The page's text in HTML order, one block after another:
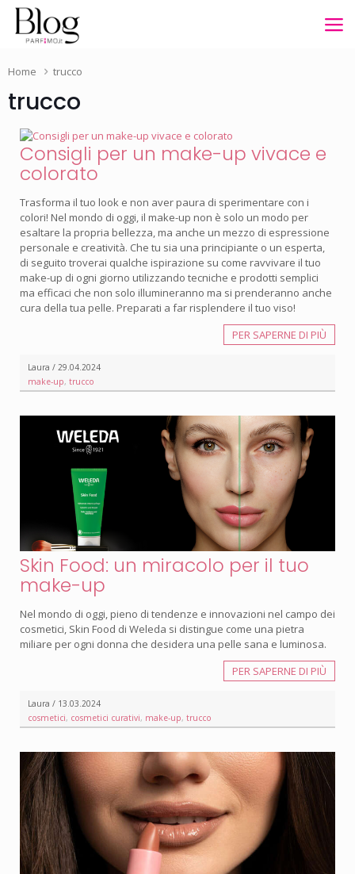
Home trucco
trucco
Consigli per un make-up vivace e
colorato
Trasforma il tuo look e non aver paura di sperimentare con i
colori! Nel mondo di oggi, il make-up non è solo un modo per
esaltare la propria bellezza, ma anche un mezzo di espressione
personale e creatività. Che tu sia una principiante o un esperta,
di seguito troverai qualche ispirazione su come ravvivare il tuo
make-up di ogni giorno utilizzando tecniche e prodotti semplici
ma efficaci che non solo illumineranno ma si prenderanno anche
cura della tua pelle. Preparati a far risplendere il tuo viso!
PER SAPERNE DI PIÙ
Laura / 29.04.2024
make-up, trucco
Skin Food: un miracolo per il tuo
make-up
Nel mondo di oggi, pieno di tendenze e innovazioni nel campo dei
cosmetici, Skin Food di Weleda si distingue come una pietra
miliare per ogni donna che desidera una pelle sana e luminosa.
PER SAPERNE DI PIÙ
Laura / 13.03.2024
cosmetici, cosmetici curativi, make-up, trucco